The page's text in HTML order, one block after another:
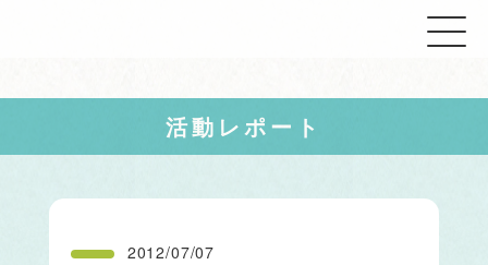
活動レポート
2012/07/07